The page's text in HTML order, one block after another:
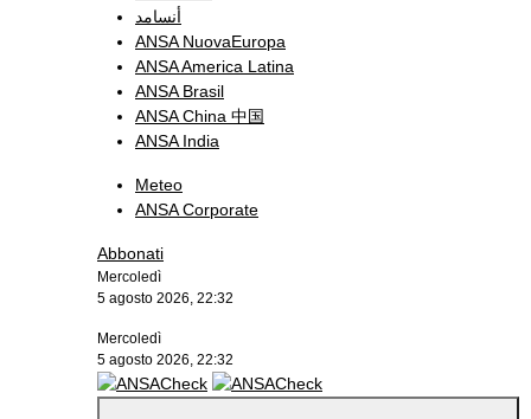
أنسامد
ANSA NuovaEuropa
ANSA America Latina
ANSA Brasil
ANSA China 中国
ANSA India
Meteo
ANSA Corporate
Abbonati
Mercoledì
5 agosto 2026, 22:32
Mercoledì
5 agosto 2026, 22:32